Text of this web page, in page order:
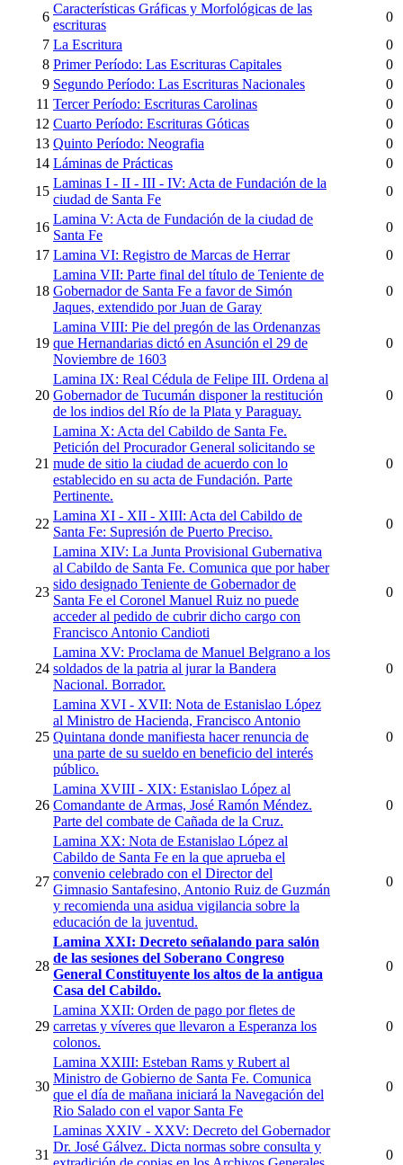
6
Características Gráficas y Morfológicas de las
escrituras
0
7 La Escritura
0
8 Primer Período: Las Escrituras Capitales
0
9 Segundo Período: Las Escrituras Nacionales
0
11 Tercer Período: Escrituras Carolinas
0
12 Cuarto Período: Escrituras Góticas
0
13 Quinto Período: Neografia
0
14 Láminas de Prácticas
0
15
Laminas I - II - III - IV: Acta de Fundación de la
ciudad de Santa Fe
0
16
Lamina V: Acta de Fundación de la ciudad de
Santa Fe
0
17 Lamina VI: Registro de Marcas de Herrar 0
18
Lamina VII: Parte final del título de Teniente de
Gobernador de Santa Fe a favor de Simón
Jaques, extendido por Juan de Garay
0
19
Lamina VIII: Pie del pregón de las Ordenanzas
que Hernandarias dictó en Asunción el 29 de
Noviembre de 1603
0
20
Lamina IX: Real Cédula de Felipe III. Ordena al
Gobernador de Tucumán disponer la restitución
de los indios del Río de la Plata y Paraguay.
0
21
Lamina X: Acta del Cabildo de Santa Fe.
Petición del Procurador General solicitando se
mude de sitio la ciudad de acuerdo con lo
establecido en su acta de Fundación. Parte
Pertinente.
0
22
Lamina XI - XII - XIII: Acta del Cabildo de
Santa Fe: Supresión de Puerto Preciso.
0
23
Lamina XIV: La Junta Provisional Gubernativa
al Cabildo de Santa Fe. Comunica que por haber
sido designado Teniente de Gobernador de
Santa Fe el Coronel Manuel Ruiz no puede
acceder al pedido de cubrir dicho cargo con
Francisco Antonio Candioti
0
24
Lamina XV: Proclama de Manuel Belgrano a los
soldados de la patria al jurar la Bandera
Nacional. Borrador.
0
25
Lamina XVI - XVII: Nota de Estanislao López
al Ministro de Hacienda, Francisco Antonio
Quintana donde manifiesta hacer renuncia de
una parte de su sueldo en beneficio del interés
público.
0
26
Lamina XVIII - XIX: Estanislao López al
Comandante de Armas, José Ramón Méndez.
Parte del combate de Cañada de la Cruz.
0
27
Lamina XX: Nota de Estanislao López al
Cabildo de Santa Fe en la que aprueba el
convenio celebrado con el Director del
Gimnasio Santafesino, Antonio Ruiz de Guzmán
y recomienda una asidua vigilancia sobre la
educación de la juventud.
0
28
Lamina XXI: Decreto señalando para salón
de las sesiones del Soberano Congreso
General Constituyente los altos de la antigua
Casa del Cabildo.
0
29
Lamina XXII: Orden de pago por fletes de
carretas y víveres que llevaron a Esperanza los
colonos.
0
30
Lamina XXIII: Esteban Rams y Rubert al
Ministro de Gobierno de Santa Fe. Comunica
que el día de mañana iniciará la Navegación del
Rio Salado con el vapor Santa Fe
0
31
Laminas XXIV - XXV: Decreto del Gobernador
Dr. José Gálvez. Dicta normas sobre consulta y
0